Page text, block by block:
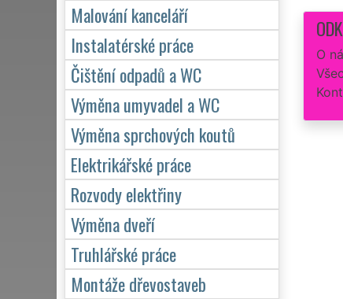
O
Malování kanceláří
Instalatérské práce
Čištění odpadů a WC
Výměna umyvadel a WC
Výměna sprchových koutů
Elektrikářské práce
Rozvody elektřiny
Výměna dveří
Truhlářské práce
Montáže dřevostaveb